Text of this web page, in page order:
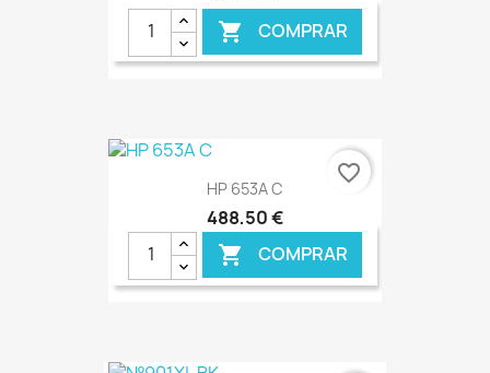
 COMPRAR
HP 653A C
488,50 €
 COMPRAR
favorite_border